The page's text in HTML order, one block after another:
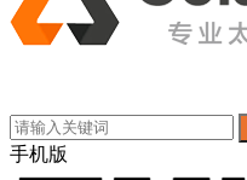
手机版